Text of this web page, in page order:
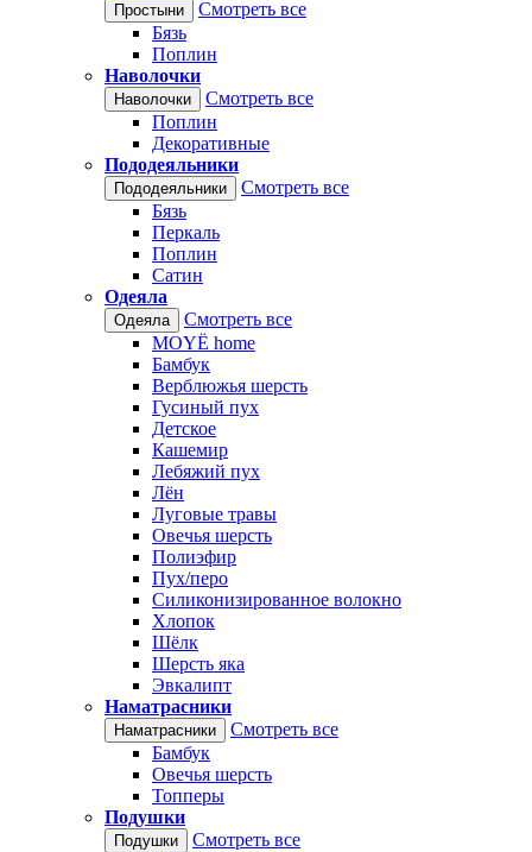
Простыни
Смотреть все
Бязь
Поплин
Наволочки
Наволочки
Смотреть все
Поплин
Декоративные
Пододеяльники
Пододеяльники
Смотреть все
Бязь
Перкаль
Поплин
Сатин
Одеяла
Одеяла
Смотреть все
MOYЁ home
Бамбук
Верблюжья шерсть
Гусиный пух
Детское
Кашемир
Лебяжий пух
Лён
Луговые травы
Овечья шерсть
Полиэфир
Пух/перо
Силиконизированное волокно
Хлопок
Шёлк
Шерсть яка
Эвкалипт
Наматрасники
Наматрасники
Смотреть все
Бамбук
Овечья шерсть
Топперы
Подушки
Подушки
Смотреть все